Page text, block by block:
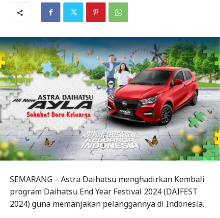
SEMARANG – Astra Daihatsu menghadirkan Kembali
program Daihatsu End Year Festival 2024 (DAIFEST
2024) guna memanjakan pelanggannya di Indonesia.